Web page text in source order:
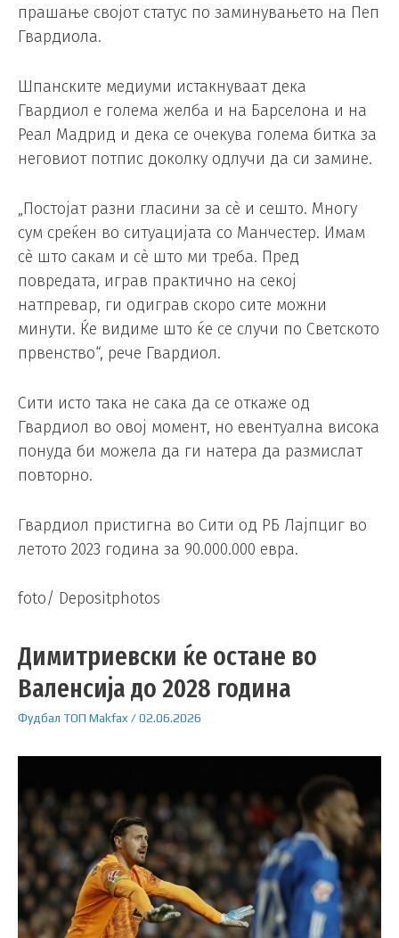
прашање својот статус по заминувањето на Пеп
Гвардиола.
Шпанските медиуми истакнуваат дека
Гвардиол е голема желба и на Барселона и на
Реал Мадрид и дека се очекува голема битка за
неговиот потпис доколку одлучи да си замине.
„Постојат разни гласини за сè и сешто. Многу
сум среќен во ситуацијата со Манчестер. Имам
сè што сакам и сè што ми треба. Пред
повредата, играв практично на секој
натпревар, ги одиграв скоро сите можни
минути. Ќе видиме што ќе се случи по Светското
првенство“, рече Гвардиол.
Сити исто така не сака да се откаже од
Гвардиол во овој момент, но евентуална висока
понуда би можела да ги натера да размислат
повторно.
Гвардиол пристигна во Сити од РБ Лајпциг во
летото 2023 година за 90.000.000 евра.
foto/ Depositphotos
Димитриевски ќе остане во
Валенсија до 2028 година
Фудбал ТОП Makfax/02.06.2026